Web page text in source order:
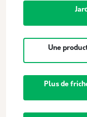
Une
Plus de